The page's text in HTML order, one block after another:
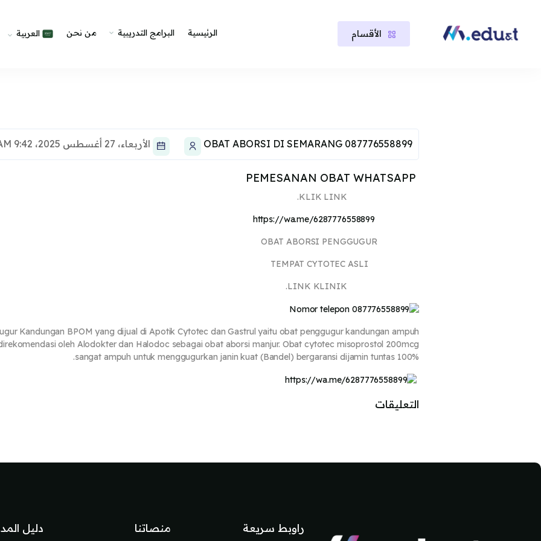
الأقسام الرئيسية البرامج التدريبية من نحن العربية
OBAT ABORSI DI SEMARANG 087776558899 الأربعاء، 27 أغسطس 2025، 9:42 AM
https://wa.me/6287776558899
OBAT ABORSI PENGGUGUR
Kandungan BPOM yang dijual di Apotik Cytotec dan Gastrul yaitu obat penggugur kandungan ampuh
oleh Alodokter dan Halodoc sebagai obat aborsi manjur. Obat cytotec misoprostol 200mcg
sangat ampuh untuk menggugurkan janin kuat (Bandel) bergaransi dijamin tuntas 100%.
التعليقات
الكتل
راوبط سريعة منصاتنا دليل